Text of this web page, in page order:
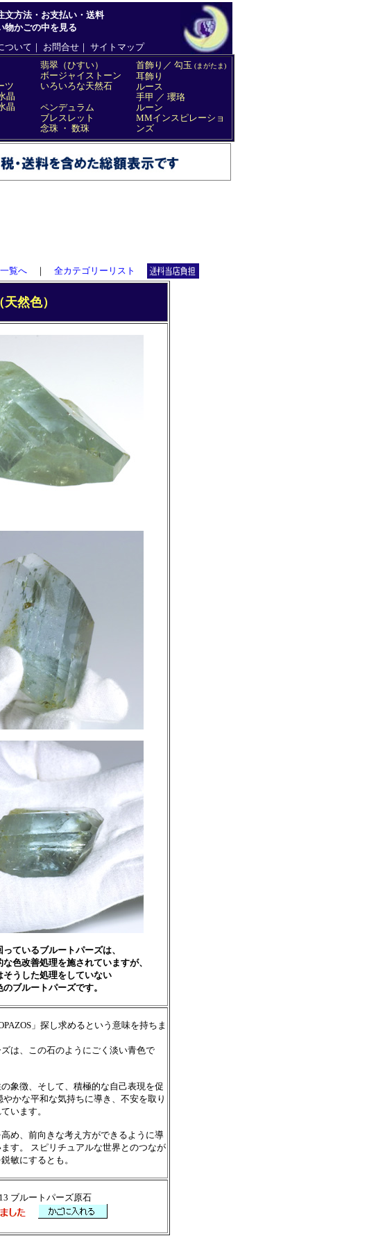
覧へ ｜ 全カテゴリーリスト
然色）
ているブルートパーズは、
色改善処理を施されていますが、
そうした処理をしていない
のブルートパーズです。
」探し求めるという意味を持ちま
は、この石のようにごく淡い青色で
象徴、そして、積極的な自己表現を促
かな平和な気持ちに導き、不安を取り
います。
め、前向きな考え方ができるように導
す。 スピリチュアルな世界とのつなが
敏にするとも。
ブルートパーズ原石